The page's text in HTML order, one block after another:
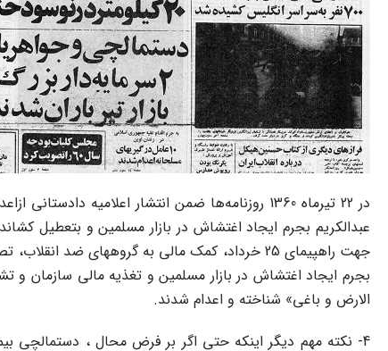
عبدالکریم بجرم ایجاد اغتشاش در بازار مسلمین و بتعطیل
جهت راهپیمای 25 خرداد، کمک مالی به گروههای
بجرم ایجاد اغتشاش در بازار مسلمین و تغذیه مالی سازمان
الارض و باغی» شناخته و اعدام شدند.
4- نکته مهم دیگر اینکه حتی اگر بر فرض محال ، دستمالچی